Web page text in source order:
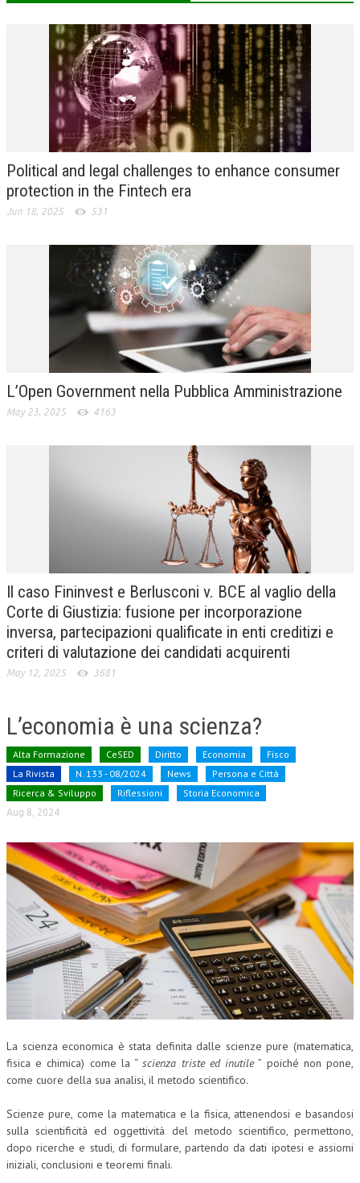
RISK MANAGEMENT
SVILUPPO SOSTENIBILE
PERSONA E CITTÀ
L’UMANISTA
DIRITTO PENALE D’IMPRESA
DIRITTO DEL LAVORO
DIRITTO DEL WEB
DIRITTO DELLE IMPRESE IN CRISI
CRIMINOLOGIA E CRIMINALISTICA
SICUREZZA SUL LAVORO
DIRITTO TRIBUTARIO
PRASSI
AMMINISTRATIVA
TRIBUTARIA
COSTITUZIONALE
CIVILE
TRIBUTARIA
PENALE
NEWS
ARCHIVIO EVENTI (FINO AL 2022)
CORSI ENTI TERZI
PUBBLICAZIONI
BOLLETTINO FINANZIAMENTI
TELEGRAM
DOCUMENTI
MANUALI E MONOGRAFIE
MATERIALE DIDATTICO
INVITI E PROMOZIONI
Political and legal challenges to enhance consumer
protection in the Fintech era
Jun 18, 2025 531
L’Open Government nella Pubblica Amministrazione
May 23, 2025 4163
Il caso Fininvest e Berlusconi v. BCE al vaglio della
Corte di Giustizia: fusione per incorporazione
inversa, partecipazioni qualificate in enti creditizi e
criteri di valutazione dei candidati acquirenti
May 12, 2025 3681
L’economia è una scienza?
Alta Formazione CeSED Diritto Economia
Fisco
La Rivista
N. 133 - 08/2024 News
Persona e Città
Ricerca & Sviluppo
Riflessioni Storia Economica
Aug 8, 2024
La scienza economica è stata definita dalle scienze pure (matematica,
fisica e chimica) come la “scienza triste ed inutile” poiché non pone,
come cuore della sua analisi, il metodo scientifico.
Scienze pure, come la matematica e la fisica, attenendosi e basandosi
sulla scientificità ed oggettività del metodo scientifico, permettono,
dopo ricerche e studi, di formulare, partendo da dati ipotesi e assiomi
iniziali, conclusioni e teoremi finali.